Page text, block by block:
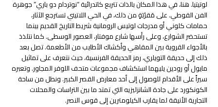
لوتيتيا. هنا، في هذا المكان بالذات تتربع كاتدرائية “نوتردام دو باري” جوهرة
الفن القوطي. على مَقرُبَةٍ من ذلك، في الحي اللاتيني تسترجع الآثار،
حمامات كلوني أو مدرجات لوتيس الرومانية شريط التاريخ القديم بينما
تستحضر الشوارع، وعلى رأسها شارع موفتار، العصور الوسطى. كما نتلذذ
بالأجواء القروية بين المقاهي وأكشاك الأطايب من الأطعمة. تصل بعد
ذلك إلى حديقة التويلري، رمز الحديقة الفرنسية، حيث نتعرف على تماثيل
مايول أو رودين يليهما استكشاف مجموعات متحف اللوفر المجاور. وتعبره
سيراً على الأقدام للوصول إلى أحد معارض القصر الكبير. ونطل من ساحة
الكونكورد على جادة الشانزليزيه التي تمتد ما بين التراسات والمحلات
التجارية الأنيقة لما يقارب الكيلومترين إلى قوس النصر.